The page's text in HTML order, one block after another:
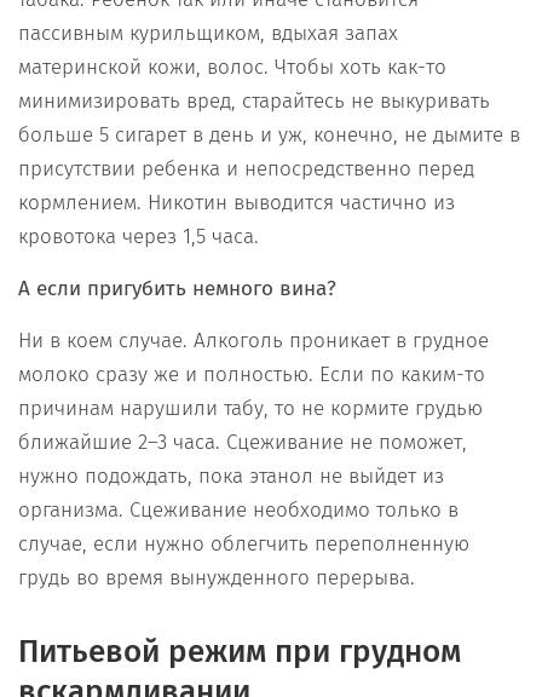
пассивным курильщиком, вдыхая запах
материнской кожи, волос. Чтобы хоть как-то
минимизировать вред, старайтесь не выкуривать
больше 5 сигарет в день и уж, конечно, не дымите в
присутствии ребенка и непосредственно перед
кормлением. Никотин выводится частично из
кровотока через 1,5 часа.
А если пригубить немного вина?
Ни в коем случае. Алкоголь проникает в грудное
молоко сразу же и полностью. Если по каким-то
причинам нарушили табу, то не кормите грудью
ближайшие 2–3 часа. Сцеживание не поможет,
нужно подождать, пока этанол не выйдет из
организма. Сцеживание необходимо только в
случае, если нужно облегчить переполненную
грудь во время вынужденного перерыва.
Питьевой режим при грудном